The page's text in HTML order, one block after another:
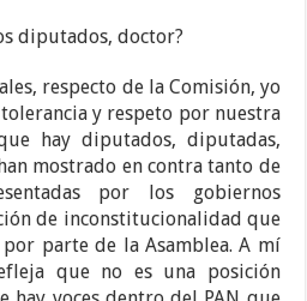
diputados, doctor?
respecto de la Comisión, yo
y respeto por nuestra
hay diputados, diputadas,
mostrado en contra tanto de
por los gobiernos
de inconstitucionalidad que
parte de la Asamblea. A mí
que no es una posición